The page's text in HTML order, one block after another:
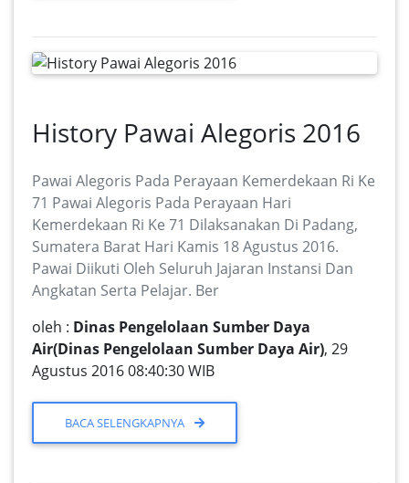
History Pawai Alegoris 2016
Pawai Alegoris Pada Perayaan Kemerdekaan Ri Ke
71 Pawai Alegoris Pada Perayaan Hari
Kemerdekaan Ri Ke 71 Dilaksanakan Di Padang,
Sumatera Barat Hari Kamis 18 Agustus 2016.
Pawai Diikuti Oleh Seluruh Jajaran Instansi Dan
Angkatan Serta Pelajar. Ber
oleh : Dinas Pengelolaan Sumber Daya
Air(Dinas Pengelolaan Sumber Daya Air), 29
Agustus 2016 08:40:30 WIB
BACA SELENGKAPNYA